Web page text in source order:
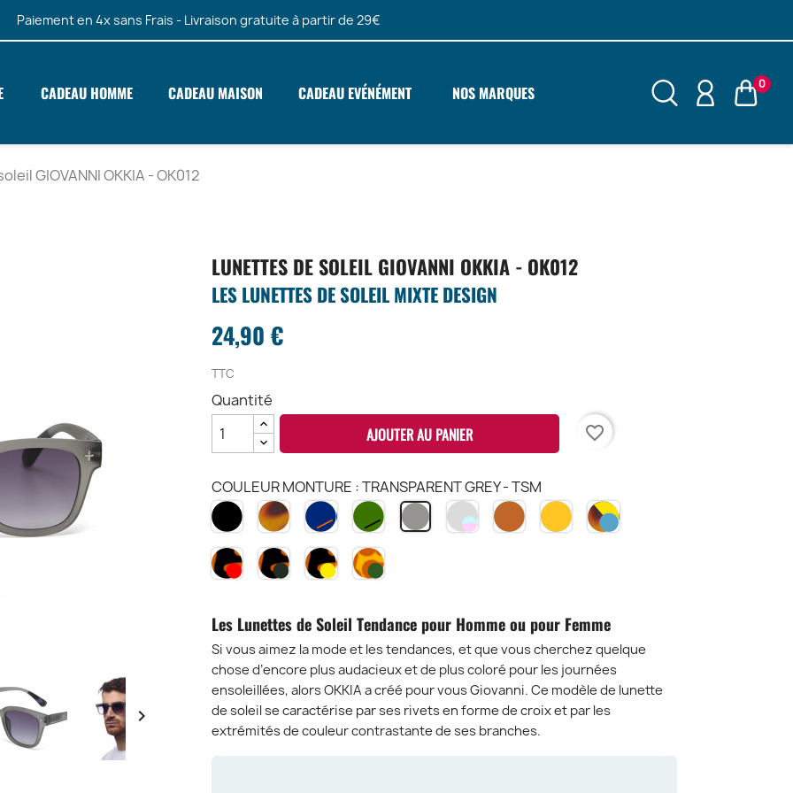
Paiement en 4x sans Frais - Livraison gratuite à partir de 29€
CADEAU HOMME CADEAU MAISON CADEAU EVÉNÉMENT NOS MARQUES 0
GIOVANNI OKKIA - OK012

LUNETTES DE SOLEIL GIOVANNI OKKIA - OK012
LES LUNETTES DE SOLEIL MIXTE DESIGN
24,90 €
TTC
Quantité
AJOUTER AU PANIER favorite_border
COULEUR MONTURE : TRANSPARENT GREY - TSM
NOIR
BK
HAVANA
CH
MINDNIGHT
MN
GREEN
GR
TRANSPARENT
GREY
TRANSPARENT
CLEAR
TCL
BROWN
TBR
TRANSPARENT
YELLOW
HAVANA
YELLOW
HAVANA
BLACK
ROUGES
-
B3H
RD
HAVANA
BLACK
VERT
-
GR
HAVANA
BLACK
JAUNE
-
B3H-
YE
SAHARA
HAVANA
VERT
-
GR
Les Lunettes de Soleil Tendance pour Homme ou pour Femme
Si vous aimez la mode et les tendances, et que vous cherchez quelque
chose d’encore plus audacieux et de plus coloré pour les journées
ensoleillées, alors OKKIA a créé pour vous Giovanni. Ce modèle de lunette
de soleil se caractérise par ses rivets en forme de croix et par les
extrémités de couleur contrastante de ses branches.